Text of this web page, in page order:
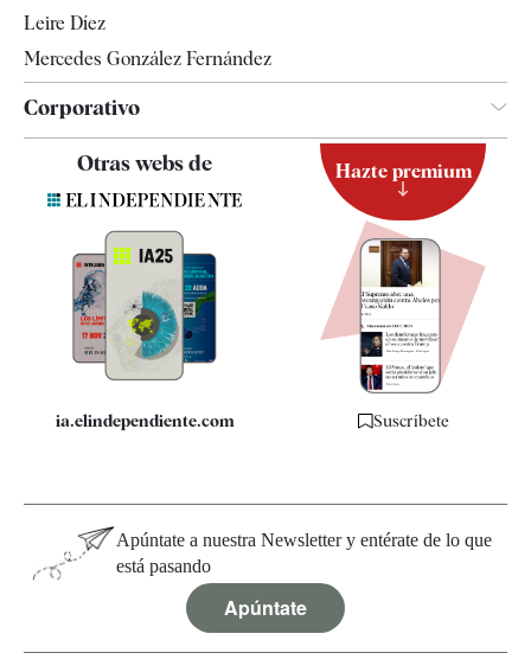
Leire Díez
Mercedes González Fernández
Corporativo
Quiénes somos
Especificaciones
Otras webs de
ia.elindependiente.com
Hazte premium
Suscríbete
Apúntate a nuestra Newsletter y entérate de lo que
está pasando
Apúntate